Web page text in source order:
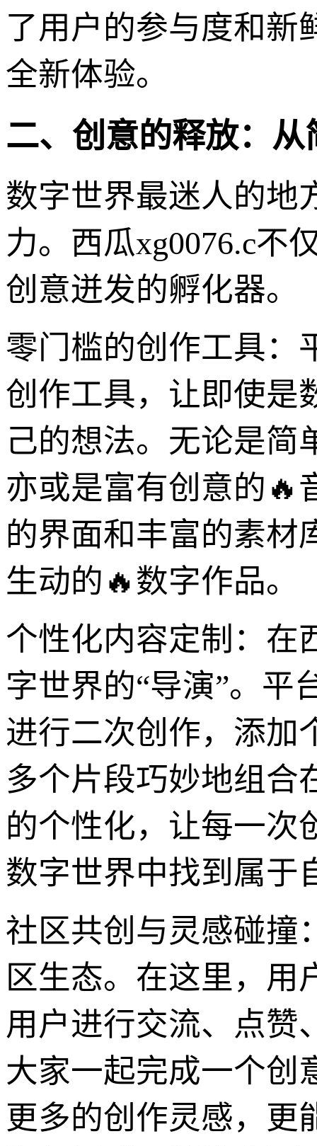
了用户的参与度和新
全新体验。
二、创意的释放：
数字世界最迷人的地
力。西瓜xg0076.c不
创意迸发的孵化器。
零门槛的创作工具：
创作工具，让即使是
己的想法。无论是简
亦或是富有创意的🔥
的界面和丰富的素材
生动的🔥数字作品。
个性化内容定制：在
字世界的“导演”。平
进行二次创作，添加
多个片段巧妙地组合
的个性化，让每一次
数字世界中找到属于
社区共创与灵感碰撞
区生态。在这里，用
用户进行交流、点赞
大家一起完成一个创
更多的创作灵感，更